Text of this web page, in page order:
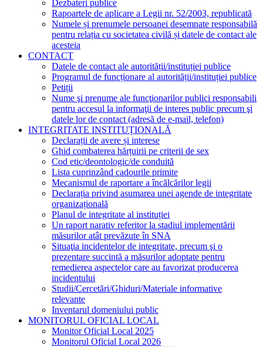
Dezbateri publice
Rapoartele de aplicare a Legii nr. 52/2003, republicată
Numele și prenumele persoanei desemnate responsabilă
pentru relația cu societatea civilă și datele de contact ale
acesteia
CONTACT
Datele de contact ale autorității/instituției publice
Programul de funcționare al autorității/instituției publice
Petiții
Nume şi prenume ale funcţionarilor publici responsabili
pentru accesul la informaţii de interes public precum şi
datele lor de contact (adresă de e-mail, telefon)
INTEGRITATE INSTITUȚIONALĂ
Declarații de avere și interese
Ghid combaterea hărțuirii pe criterii de sex
Cod etic/deontologic/de conduită
Lista cuprinzând cadourile primite
Mecanismul de raportare a încălcărilor legii
Declarația privind asumarea unei agende de integritate
organizațională
Planul de integritate al instituției
Un raport narativ referitor la stadiul implementării
măsurilor atât prevăzute în SNA
Situaţia incidentelor de integritate, precum şi o
prezentare succintă a măsurilor adoptate pentru
remedierea aspectelor care au favorizat producerea
incidentului
Studii/Cercetări/Ghiduri/Materiale informative
relevante
Inventarul domeniului public
MONITORUL OFICIAL LOCAL
Monitor Oficial Local 2025
Monitorul Oficial Local 2026